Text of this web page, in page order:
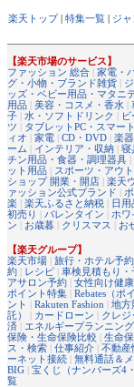
楽天トップ| 特集一覧 | ジ
【楽天市場のサービス】
ファッション 総合 | 家電・
グ・小物・ブランド雑貨 |
ッズ・ベビー用品・マタニ
用品 | 美容・コスメ・香水 |
子 | 水・ソフトドリンク |
ツ | タブレットPC・スマー
ィオ | 家電 | CD・DVD | 楽
ーム | インテリア・収納 | 寝
チン用品・食器・調理器具 |
ット用品 | スポーツ・アウ
ショップ 開業・開店 | 楽天
ァッション公式ブランド |
楽 | 楽天ふるさと納税 | 日用
初売り | バレンタイン | ホワ
ン | お歳暮 | クリスマス | お
【楽天グループ】
楽天市場 | 旅行・ホテル予
約 | レシピ | 車検見積もり・
アサロン予約 | 女性向け健
ポイント特集 | Rebates（ポ
ント | Rakuten Fashion | 地方
託）
| カードローン | クレジ
済 | エネルギープランニング
保険・生命保険比較 | 生命
ス・検索 | 仕事紹介 | 不動産
ーネット接続 | 無料通話＆
BIG | 宝くじ（ナンバーズ4
覧